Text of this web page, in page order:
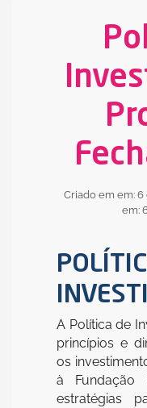
Criado em em:
em:
A Política de
princípios e
os
à Fundação
estratégias